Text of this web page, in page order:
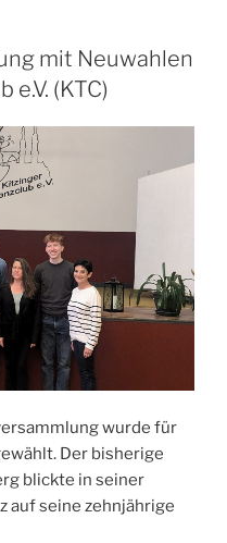
mit Neuwahlen
(KTC)
wurde für
Der bisherige
blickte in seiner
auf seine zehnjährige